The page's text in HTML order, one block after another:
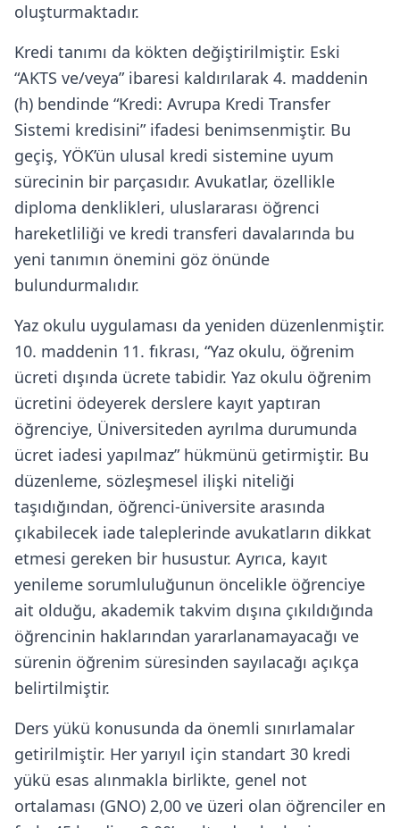
oluşturmaktadır.
Kredi tanımı da kökten değiştirilmiştir. Eski
“AKTS ve/veya” ibaresi kaldırılarak 4. maddenin
(h) bendinde “Kredi: Avrupa Kredi Transfer
Sistemi kredisini” ifadesi benimsenmiştir. Bu
geçiş, YÖK’ün ulusal kredi sistemine uyum
sürecinin bir parçasıdır. Avukatlar, özellikle
diploma denklikleri, uluslararası öğrenci
hareketliliği ve kredi transferi davalarında bu
yeni tanımın önemini göz önünde
bulundurmalıdır.
Yaz okulu uygulaması da yeniden düzenlenmiştir.
10. maddenin 11. fıkrası, “Yaz okulu, öğrenim
ücreti dışında ücrete tabidir. Yaz okulu öğrenim
ücretini ödeyerek derslere kayıt yaptıran
öğrenciye, Üniversiteden ayrılma durumunda
ücret iadesi yapılmaz” hükmünü getirmiştir. Bu
düzenleme, sözleşmesel ilişki niteliği
taşıdığından, öğrenci-üniversite arasında
çıkabilecek iade taleplerinde avukatların dikkat
etmesi gereken bir husustur. Ayrıca, kayıt
yenileme sorumluluğunun öncelikle öğrenciye
ait olduğu, akademik takvim dışına çıkıldığında
öğrencinin haklarından yararlanamayacağı ve
sürenin öğrenim süresinden sayılacağı açıkça
belirtilmiştir.
Ders yükü konusunda da önemli sınırlamalar
getirilmiştir. Her yarıyıl için standart 30 kredi
yükü esas alınmakla birlikte, genel not
ortalaması (GNO) 2,00 ve üzeri olan öğrenciler en